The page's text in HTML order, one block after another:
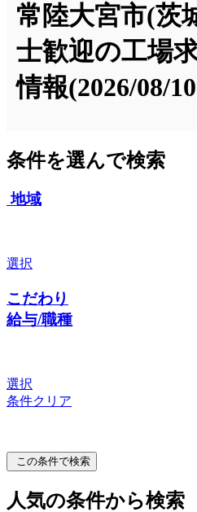
常陸大宮市(茨
士歓迎の工場
情報(2026/08/
条件を選んで検索
地域
選択
こだわり
給与/職種
選択
条件クリア
この条件で検索
人気の条件から検索